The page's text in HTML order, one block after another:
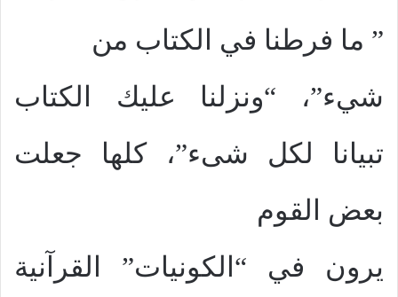
” ما فرطنا في الكتاب من
شيء”، “ونزلنا عليك الكتاب
تبيانا لكل شىء”، كلها جعلت
بعض القوم
يرون في “الكونيات” القرآنية